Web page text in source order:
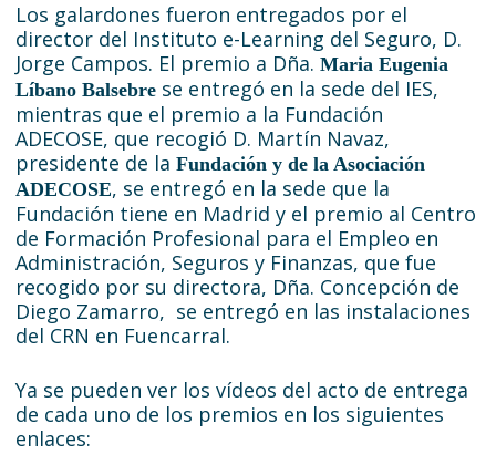
Los galardones fueron entregados por el
director del Instituto e-Learning del Seguro, D.
Jorge Campos. El premio a Dña. Maria Eugenia
Líbano Balsebrese entregó en la sede del IES,
mientras que el premio a la Fundación
ADECOSE, que recogió D. Martín Navaz,
presidente de la Fundación y de la Asociación
ADECOSE, se entregó en la sede que la
Fundación tiene en Madrid y el premio al Centro
de Formación Profesional para el Empleo en
Administración, Seguros y Finanzas, que fue
recogido por su directora, Dña. Concepción de
Diego Zamarro, se entregó en las instalaciones
del CRN en Fuencarral.
Ya se pueden ver los vídeos del acto de entrega
de cada uno de los premios en los siguientes
enlaces: